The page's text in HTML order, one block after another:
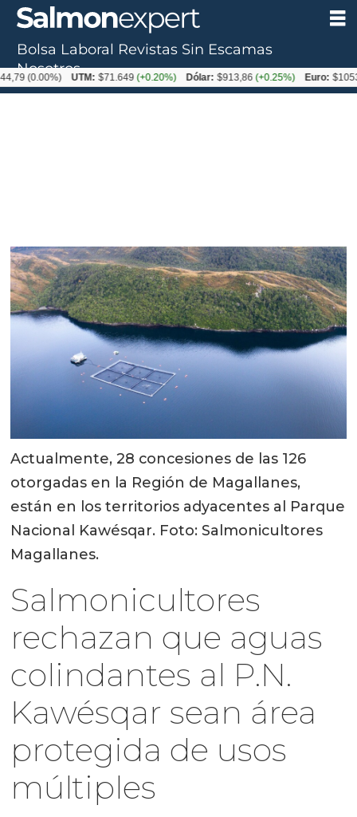
Actualmente, 28 concesiones de las 126
otorgadas en la Región de Magallanes,
están en los territorios adyacentes al Parque
Nacional Kawésqar. Foto: Salmonicultores
Magallanes.
Salmonicultores
rechazan que aguas
colindantes al P.N.
Kawésqar sean área
protegida de usos
múltiples
Bolsa Laboral Revistas Sin Escamas
Nosotros
UTM: $71.649 (+0.20%) Dólar: $913,86 (+0.25%) Euro: $1053,08(-